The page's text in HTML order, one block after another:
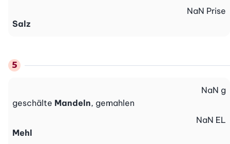
Salz
NaN Prise
geschälte Mandeln, gemahlen
NaN g
Mehl
NaN EL